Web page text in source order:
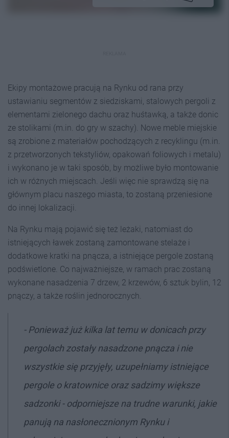
Ekipy montażowe pracują na Rynku od rana przy
ustawianiu segmentów z siedziskami, stalowych pergoli z
elementami zielonego dachu oraz huśtawką, a także donic
ze stolikami (m.in. do gry w szachy). Nowe meble miejskie
są zrobione z materiałów pochodzących z recyklingu (m.in.
z przetworzonych tekstyliów, opakowań foliowych i metalu)
i wykonano je w taki sposób, by możliwe było montowanie
ich w różnych miejscach. Jeśli więc nie sprawdzą się na
głównym placu naszego miasta, to zostaną przeniesione
do innej lokalizacji.
Na Rynku mają pojawić się też leżaki, natomiast do
istniejących ławek zostaną zamontowane stelaże i
dodatkowe kratki na pnącza, a istniejące pergole zostaną
podświetlone. Co najważniejsze, w ramach prac zostaną
wykonane nasadzenia 7 drzew, 2 krzewów, 6 sztuk bylin, 12
pnączy, a także roślin jednorocznych.
- Ponieważ już kilka lat temu w donicach przy
pergolach zostały nasadzone pnącza i nie
wszystkie się przyjęły, uzupełniamy istniejące
pergole o kratownice oraz sadzimy większe
sadzonki - odporniejsze na trudne warunki, jakie
panują na nasłonecznionym Rynku i